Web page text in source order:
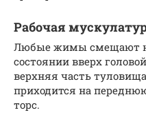
Рабочая
Любые жимы смещают
состоянии вверх
верхняя часть
приходится на
торс.